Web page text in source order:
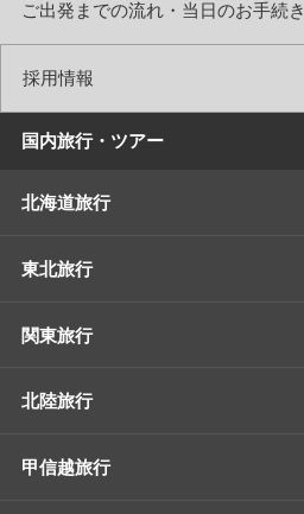
ご出発までの流れ・当日のお手続き
採用情報
国内旅行・ツアー
北海道旅行
東北旅行
関東旅行
北陸旅行
甲信越旅行